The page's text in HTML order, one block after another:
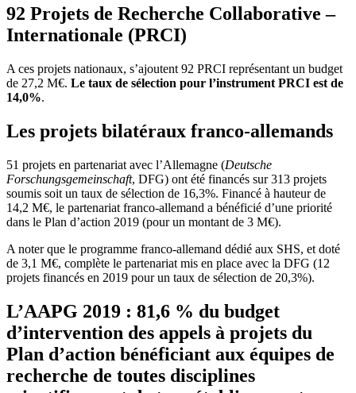
92 Projets de Recherche Collaborative –
Internationale (PRCI)
A ces projets nationaux, s’ajoutent 92 PRCI représentant un budget
de 27,2 M€. Le taux de sélection pour l’instrument PRCI est de
14,0%.
Les projets bilatéraux franco-allemands
51 projets en partenariat avec l’Allemagne (Deutsche
Forschungsgemeinschaft, DFG) ont été financés sur 313 projets
soumis soit un taux de sélection de 16,3%. Financé à hauteur de
14,2 M€, le partenariat franco-allemand a bénéficié d’une priorité
dans le Plan d’action 2019 (pour un montant de 3 M€).
A noter que le programme franco-allemand dédié aux SHS, et doté
de 3,1 M€, complète le partenariat mis en place avec la DFG (12
projets financés en 2019 pour un taux de sélection de 20,3%).
L’AAPG 2019 : 81,6 % du budget
d’intervention des appels à projets du
Plan d’action bénéficiant aux équipes de
recherche de toutes disciplines